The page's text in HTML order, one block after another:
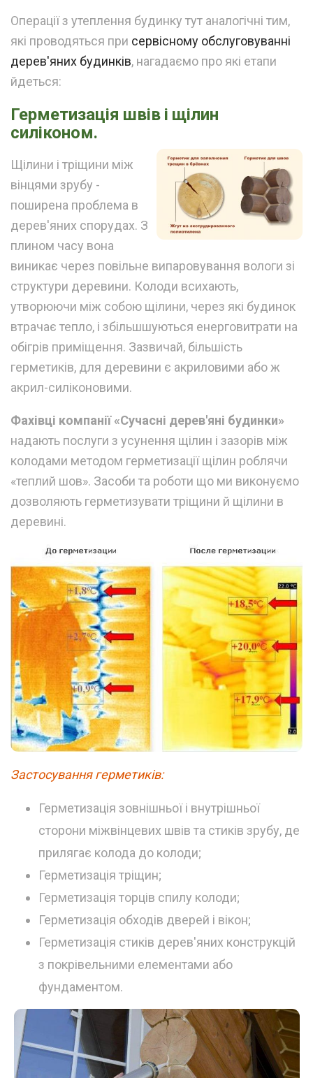
Операції з утеплення будинку тут аналогічні тим,
які проводяться при сервісному обслуговуванні
дерев'яних будинків, нагадаємо про які етапи
йдеться:
Герметизація швів і щілин
силіконом.
Щілини і тріщини між
вінцями зрубу -
поширена проблема в
дерев'яних спорудах. З
плином часу вона
виникає через повільне випаровування вологи зі
структури деревини. Колоди всихають,
утворюючи між собою щілини, через які будинок
втрачає тепло, і збільшшуються енерговитрати на
обігрів приміщення. Зазвичай, більшість
герметиків, для деревини є акриловими або ж
акрил-силіконовими.
Фахівці компанії «Сучасні дерев'яні будинки»
надають послуги з усунення щілин і зазорів між
колодами методом герметизації щілин роблячи
«теплий шов». Засоби та роботи що ми виконуємо
дозволяють герметизувати тріщини й щілини в
деревині.
Застосування герметиків:
Герметизація зовнішньої і внутрішньої
сторони міжвінцевих швів та стиків зрубу, де
прилягає колода до колоди;
Герметизація тріщин;
Герметизація торців спилу колоди;
Герметизація обходів дверей і вікон;
Герметизація стиків дерев'яних конструкцій
з покрівельними елементами або
фундаментом.